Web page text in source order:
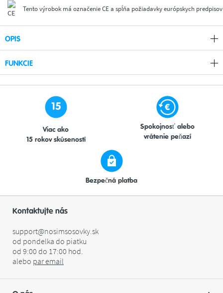
OPIS
FUNKCIE
Tento výrobok má označenie CE a spĺňa požiadavky európskych predpisov
15
Viac ako
15 rokov skúseností
Bezpečná platba
Spokojnosť alebo
vrátenie peňazí
Kontaktujte nás
support@nosimsosovky.sk
od pondelka do piatku
od 9:00 do 17:00 hod.
alebo paremail